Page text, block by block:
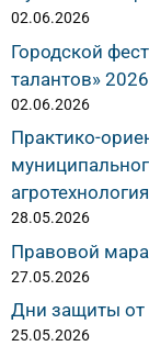
02.06.2026
Городской
талантов» 2026
02.06.2026
Практико-
28.05.2026
Правовой
27.05.2026
Дни защиты от
25.05.2026